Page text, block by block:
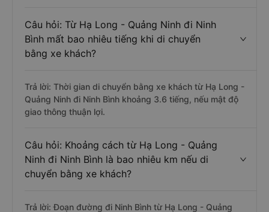
Câu hỏi: Từ Hạ Long - Quảng Ninh đi Ninh
Bình mất bao nhiêu tiếng khi di chuyển
bằng xe khách?
Trả lời: Thời gian di chuyển bằng xe khách từ Hạ Long -
Quảng Ninh đi Ninh Bình khoảng 3.6 tiếng, nếu mật độ
giao thông thuận lợi.
Câu hỏi: Khoảng cách từ Hạ Long - Quảng
Ninh đi Ninh Bình là bao nhiêu km nếu di
chuyển bằng xe khách?
Trả lời: Đoạn đường đi Ninh Bình từ Hạ Long - Quảng